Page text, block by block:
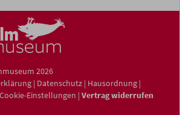
2026
| Datenschutz | Hausordnung |
Cookie-Einstellungen | Vertrag widerrufen